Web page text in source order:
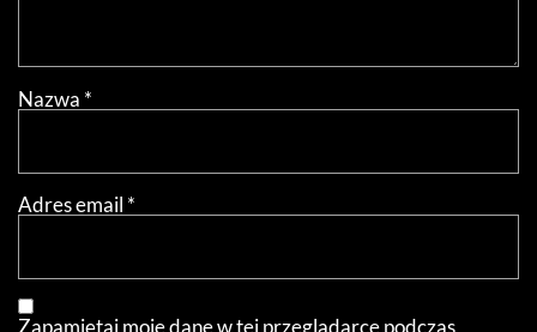
Nazwa *
Adres email *
Zapamiętaj moje dane w tej przeglądarce podczas